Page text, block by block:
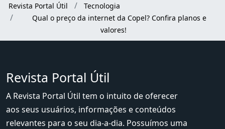
Revista Portal Útil
Tecnologia
Qual o preço da internet da Copel? Confira planos e
valores!
Revista Portal Útil
A Revista Portal Útil tem o intuito de oferecer
aos seus usuários, informações e conteúdos
relevantes para o seu dia-a-dia. Possuímos uma